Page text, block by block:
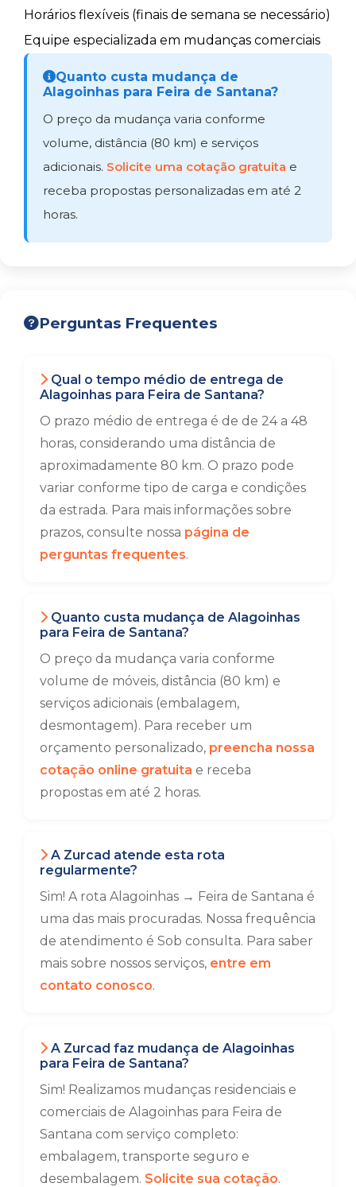
Horários flexíveis (finais de semana se necessário)
Equipe especializada em mudanças comerciais
Quanto custa mudança de
Alagoinhas para Feira de Santana?
O preço da mudança varia conforme
volume, distância (80 km) e serviços
adicionais. Solicite uma cotação gratuita e
receba propostas personalizadas em até 2
horas.
Perguntas Frequentes
Qual o tempo médio de entrega de
Alagoinhas para Feira de Santana?
O prazo médio de entrega é de de 24 a 48
horas, considerando uma distância de
aproximadamente 80 km. O prazo pode
variar conforme tipo de carga e condições
da estrada. Para mais informações sobre
prazos, consulte nossa página de
perguntas frequentes.
Quanto custa mudança de Alagoinhas
para Feira de Santana?
O preço da mudança varia conforme
volume de móveis, distância (80 km) e
serviços adicionais (embalagem,
desmontagem). Para receber um
orçamento personalizado, preencha nossa
cotação online gratuita e receba
propostas em até 2 horas.
A Zurcad atende esta rota
regularmente?
Sim! A rota Alagoinhas → Feira de Santana é
uma das mais procuradas. Nossa frequência
de atendimento é Sob consulta. Para saber
mais sobre nossos serviços, entre em
contato conosco.
A Zurcad faz mudança de Alagoinhas
para Feira de Santana?
Sim! Realizamos mudanças residenciais e
comerciais de Alagoinhas para Feira de
Santana com serviço completo:
embalagem, transporte seguro e
desembalagem. Solicite sua cotação.